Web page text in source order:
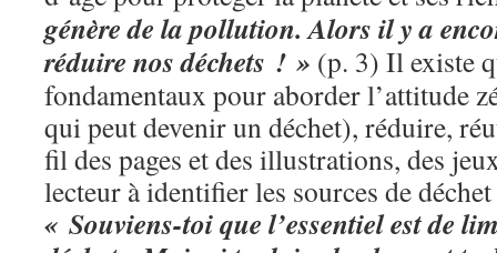
génère de la pollution. Alors il y a
réduire nos déchets ! » (p. 3) Il existe
fondamentaux pour aborder l’attitude
qui peut devenir un déchet), réduire,
fil des pages et des illustrations, des
lecteur à identifier les sources de
« Souviens-toi que l’essentiel est de